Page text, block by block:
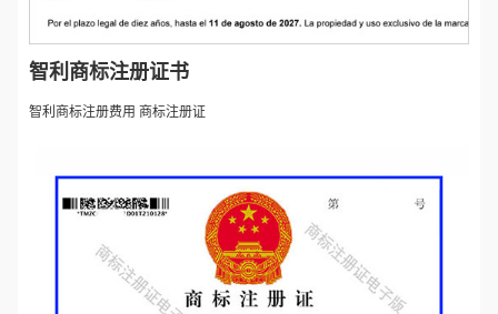
智利商标注册证书
智利商标注册费用 商标注册证